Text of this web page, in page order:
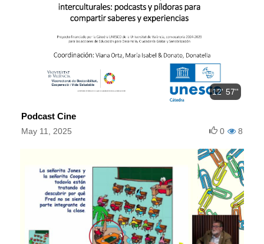
12' 57''
Podcast Cine
May 11, 2025 8
0